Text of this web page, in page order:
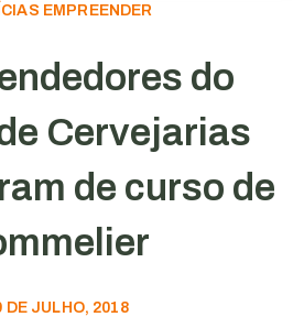
EMPREENDER
do
Cervejarias
de curso de
DE JULHO, 2018